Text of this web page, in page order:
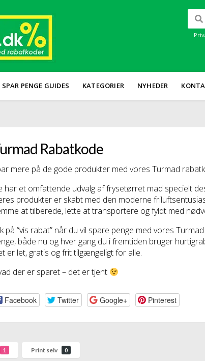
SPAR PENGE GUIDES KATEGORIER NYHEDER
Rabatkode
mere på de gode produkter med vores Turmad
har et omfattende udvalg af frysetørret mad specielt
produkter er skabt med den moderne
at tilberede, lette at transportere og fyldt med
på “vis rabat” når du vil spare penge med vores
både nu og hver gang du i fremtiden bruger
er let, gratis og frit tilgængeligt for alle.
der er sparet – det er tjent
Facebook Twitter Google+ Pinterest
1 Print selv 0